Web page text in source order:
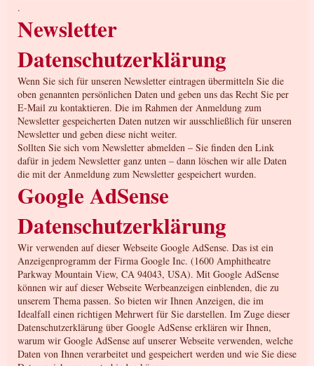
.
Newsletter
Datenschutzerklärung
Wenn Sie sich für unseren Newsletter eintragen übermitteln Sie die
oben genannten persönlichen Daten und geben uns das Recht Sie per
E-Mail zu kontaktieren. Die im Rahmen der Anmeldung zum
Newsletter gespeicherten Daten nutzen wir ausschließlich für unseren
Newsletter und geben diese nicht weiter.
Sollten Sie sich vom Newsletter abmelden – Sie finden den Link
dafür in jedem Newsletter ganz unten – dann löschen wir alle Daten
die mit der Anmeldung zum Newsletter gespeichert wurden.
Google AdSense
Datenschutzerklärung
Wir verwenden auf dieser Webseite Google AdSense. Das ist ein
Anzeigenprogramm der Firma Google Inc. (1600 Amphitheatre
Parkway Mountain View, CA 94043, USA). Mit Google AdSense
können wir auf dieser Webseite Werbeanzeigen einblenden, die zu
unserem Thema passen. So bieten wir Ihnen Anzeigen, die im
Idealfall einen richtigen Mehrwert für Sie darstellen. Im Zuge dieser
Datenschutzerklärung über Google AdSense erklären wir Ihnen,
warum wir Google AdSense auf unserer Webseite verwenden, welche
Daten von Ihnen verarbeitet und gespeichert werden und wie Sie diese